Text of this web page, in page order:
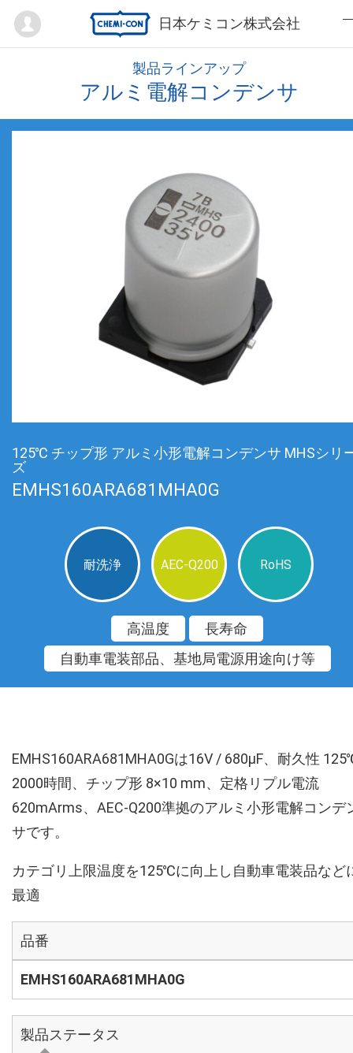
日本ケミコン株式会社
Mypage
製品ラインアップ
アルミ電解コンデンサ
125℃ チップ形 アルミ小形電解コンデンサ MHSシリ
ズ
EMHS160ARA681MHA0G
耐洗浄 AEC-Q200 RoHS
高温度
長寿命
自動車電装部品、基地局電源用途向け等
EMHS160ARA681MHA0Gは16V / 680µF、耐久性
2000時間、チップ形 8×10 mm、定格リプル電流
620mArms、AEC-Q200準拠のアルミ小形電解コンデ
サです。
カテゴリ上限温度を125℃に向上し自動車電装品など
最適
品番
EMHS160ARA681MHA0G
製品ステータス